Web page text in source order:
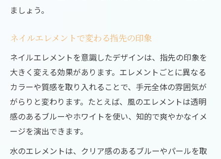
仕事にも映えるネイルエレメントの工夫
ネイルエレメントで季節感を楽しむ方法
ネイルとエレメントで気分を切り替える
ましょう。
ネイルエレメントで変わる指先の印象
ネイルエレメントを意識したデザインは、指先の印象を
大きく変える効果があります。エレメントごとに異なる
カラーや質感を取り入れることで、手元全体の雰囲気が
がらりと変わります。たとえば、風のエレメントは透明
感のあるブルーやホワイトを使い、知的で爽やかなイメ
ージを演出できます。
水のエレメントは、クリア感のあるブルーやパールを取